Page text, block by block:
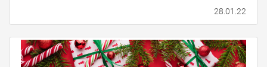
28.01.22